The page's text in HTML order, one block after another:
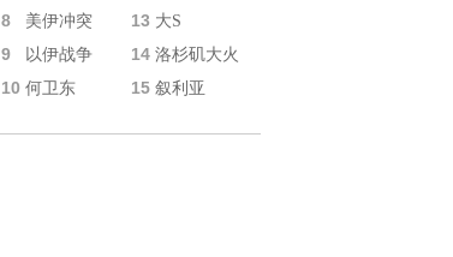
8 美伊冲突 13 大S
9 以伊战争 14 洛杉矶大火
10 何卫东 15 叙利亚